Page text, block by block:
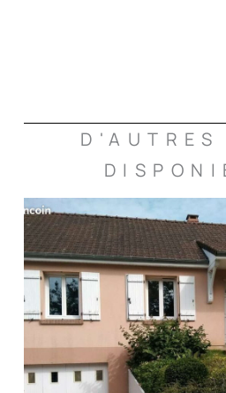
D'AUTRES